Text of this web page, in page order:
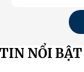
TIN NỔI BẬT